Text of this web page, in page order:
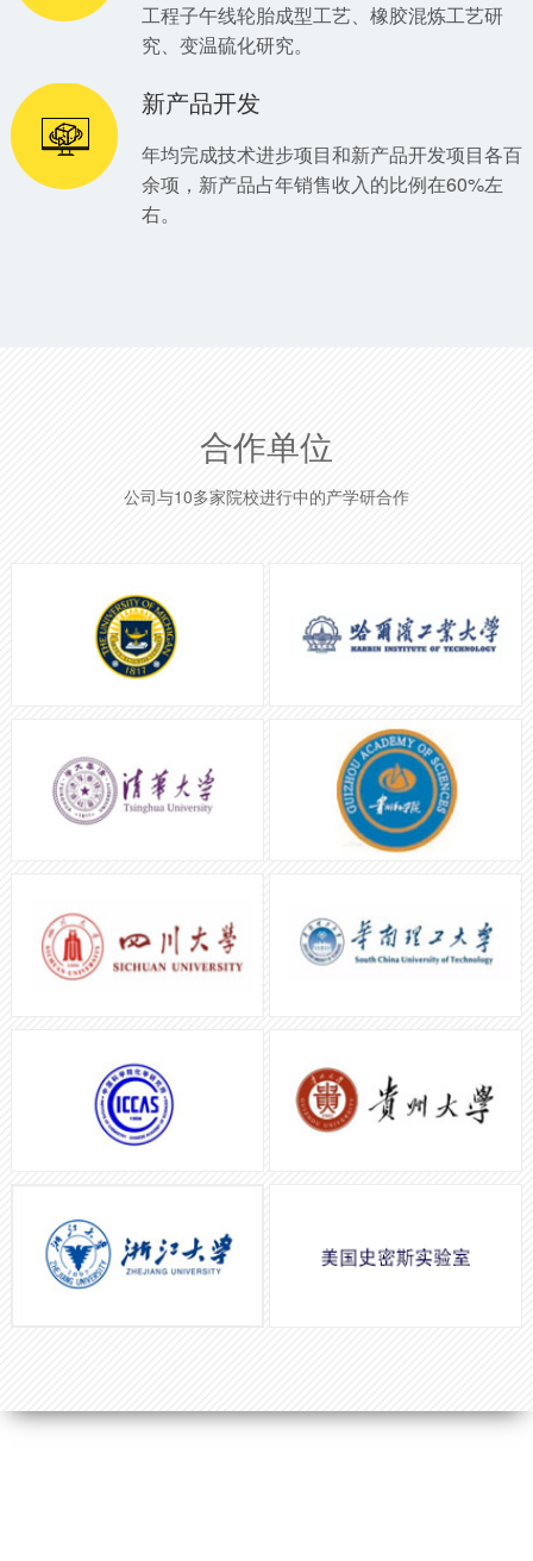
工程子午线轮胎成型工艺、橡胶混炼工艺研
究、变温硫化研究。
新产品开发
年均完成技术进步项目和新产品开发项目各百
余项，新产品占年销售收入的比例在60%左
右。
合作单位
公司与10多家院校进行中的产学研合作